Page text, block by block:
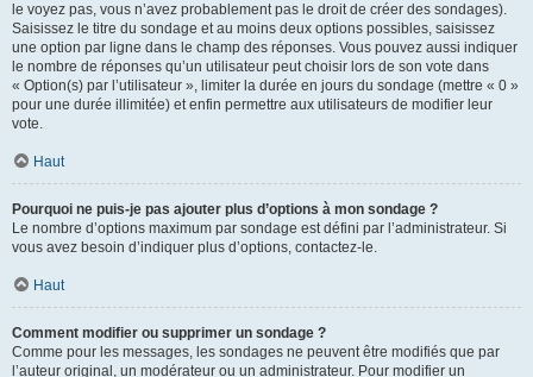
le voyez pas, vous n’avez probablement pas le droit de créer des sondages).
Saisissez le titre du sondage et au moins deux options possibles, saisissez
une option par ligne dans le champ des réponses. Vous pouvez aussi indiquer
le nombre de réponses qu’un utilisateur peut choisir lors de son vote dans
« Option(s) par l’utilisateur », limiter la durée en jours du sondage (mettre « 0 »
pour une durée illimitée) et enfin permettre aux utilisateurs de modifier leur
vote.
Haut
Pourquoi ne puis-je pas ajouter plus d’options à mon sondage ?
Le nombre d’options maximum par sondage est défini par l’administrateur. Si
vous avez besoin d’indiquer plus d’options, contactez-le.
Haut
Comment modifier ou supprimer un sondage ?
Comme pour les messages, les sondages ne peuvent être modifiés que par
l’auteur original, un modérateur ou un administrateur. Pour modifier un